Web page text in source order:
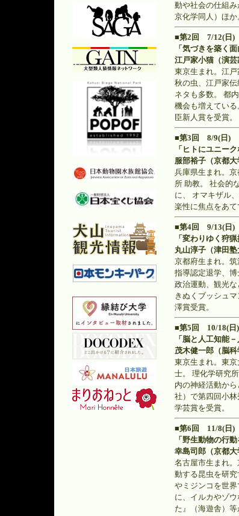
動や社会の仕組
京化学同人）ほか
■第2回 7/12(日)
「気づきを築く面
江戸家小猫（演芸
東京生まれ。江戸
秋の虫、江戸家
ネタも多数。 都
機会も増えてい
臣新人賞を受賞。
■第3回 8/9(日)
「ヒトにユニー
服部裕子（京都大
兵庫県生まれ。
所 助教。 社会的
に、 オマキザル
楽性に焦点をあ
■第4回 9/13(日)
「変わりゆく狩
丸山淳子（津田
京都府生まれ。
指導認定退学、
政治運動、観光
きぬくブッシュ
澤賞受賞。
■第5回 10/18(日)
「脳と人工知能
茂木健一郎（脳科
東京生まれ。東
士。 理化学研究
内の神経活動か
社）で第四回小
学芸賞を受賞。
■第6回 11/8(日)
「野生動物の行動
幸島司郎（京都大
名古屋市生まれ
動する昆虫を研
やミジンコを世
に、イルカやゾ
た』（海遊舎）等